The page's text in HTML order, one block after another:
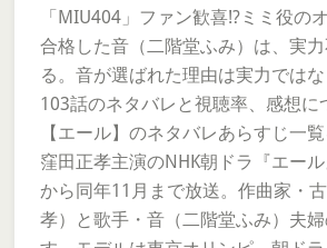
「MIU404」ファン歓喜!?ミミ役の
合格した音（二階堂ふみ）は、実
る。音が選ばれた理由は実力では
103話のネタバレと視聴率、感想に
【エール】のネタバレあらすじ一
窪田正孝主演のNHK朝ドラ『エー
から同年11月まで放送。作曲家・
孝）と歌手・音（二階堂ふみ）夫